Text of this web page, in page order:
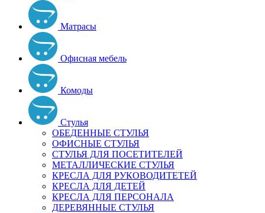
Матрасы
Офисная мебель
Комоды
Стулья
ОБЕДЕННЫЕ СТУЛЬЯ
ОФИСНЫЕ СТУЛЬЯ
СТУЛЬЯ ДЛЯ ПОСЕТИТЕЛЕЙ
МЕТАЛЛИЧЕСКИЕ СТУЛЬЯ
КРЕСЛА ДЛЯ РУКОВОДИТЕТЕЙ
КРЕСЛА ДЛЯ ДЕТЕЙ
КРЕСЛА ДЛЯ ПЕРСОНАЛА
ДЕРЕВЯННЫЕ СТУЛЬЯ